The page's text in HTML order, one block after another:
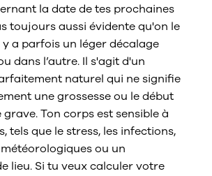
la date de tes prochaines
toujours aussi évidente qu'on le
a parfois un léger décalage
dans l’autre. Il s'agit d'un
naturel qui ne signifie
une grossesse ou le début
Ton corps est sensible à
tels que le stress, les infections,
ou un
lieu. Si tu veux calculer votre